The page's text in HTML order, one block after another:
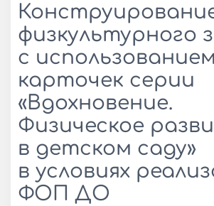
физкультурного
с использованием
карточек серии
«Вдохновение.
Физическое
в детском саду»
в условиях
ФОП ДО